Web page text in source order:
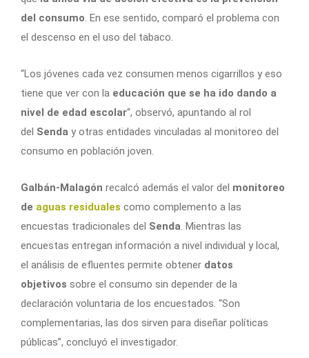
del consumo. En ese sentido, comparó el problema con
el descenso en el uso del tabaco.
“Los jóvenes cada vez consumen menos cigarrillos y eso
tiene que ver con la educación que se ha ido dando a
nivel de edad escolar“, observó, apuntando al rol
del Senda y otras entidades vinculadas al monitoreo del
consumo en población joven.
Galbán-Malagón recalcó además el valor del monitoreo
de aguas residuales como complemento a las
encuestas tradicionales del Senda. Mientras las
encuestas entregan información a nivel individual y local,
el análisis de efluentes permite obtener datos
objetivos sobre el consumo sin depender de la
declaración voluntaria de los encuestados. “Son
complementarias, las dos sirven para diseñar políticas
públicas”, concluyó el investigador.